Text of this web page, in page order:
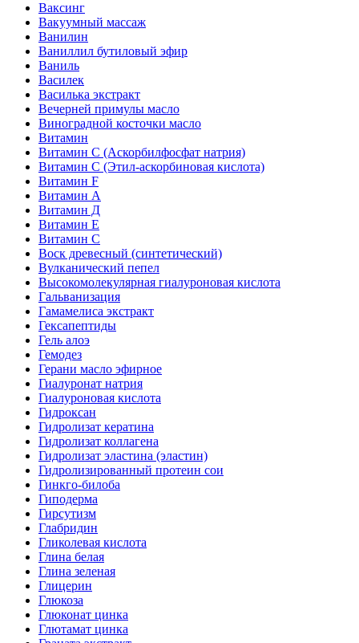
Ваксинг
Вакуумный массаж
Ванилин
Ваниллил бутиловый эфир
Ваниль
Василек
Василька экстракт
Вечерней примулы масло
Виноградной косточки масло
Витамин
Витамин C (Аскорбилфосфат натрия)
Витамин C (Этил-аскорбиновая кислота)
Витамин F
Витамин А
Витамин Д
Витамин Е
Витамин С
Воск древесный (синтетический)
Вулканический пепел
Высокомолекулярная гиалуроновая кислота
Гальванизация
Гамамелиса экстракт
Гексапептиды
Гель алоэ
Гемодез
Герани масло эфирное
Гиалуронат натрия
Гиалуроновая кислота
Гидроксан
Гидролизат кератина
Гидролизат коллагена
Гидролизат эластина (эластин)
Гидролизированный протеин сои
Гинкго-билоба
Гиподерма
Гирсутизм
Глабридин
Гликолевая кислота
Глина белая
Глина зеленая
Глицерин
Глюкоза
Глюконат цинка
Глютамат цинка